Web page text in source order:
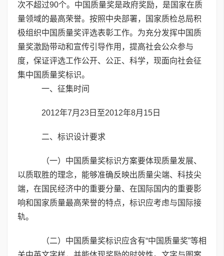
次不超过90个。中国质量奖是政府奖励，是国家在质
量领域的最高荣誉。按照中央部署，国家质检总局积
极组织中国质量奖评选表彰工作。为充分发挥中国质
量奖激励带动和宣传引导作用，提高社会公众参与
度，保证评选工作公开、公正、科学，现面向社会征
集中国质量奖标识。
一、征集时间
2012年7月23日至2012年8月15日
二、标识设计要求
（一）中国质量奖标识方案要体现质量发展、
以质取胜的理念，能够准确反映出质量尖端、科技尖
端，在国民经济中的重要分量、在国际国内的重要影
响和国家质量最高荣誉的特点，标识应考虑与国际接
轨。
（二）中国质量奖标识应含有“中国质量奖”等相